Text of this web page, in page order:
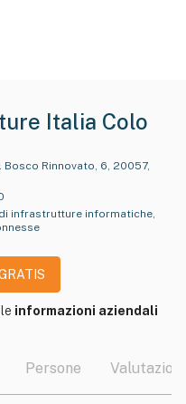
Italia Colo
infrastrutture informatiche,
informazioni aziendali
Persone Valutazioni